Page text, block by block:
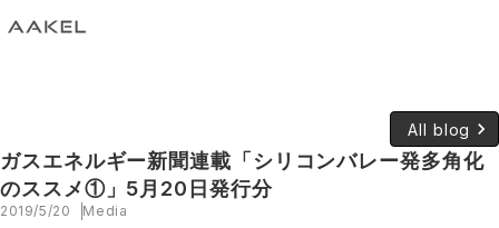
All blog keyboard_arrow_right
ガスエネルギー新聞連載「シリコンバレー発多角化
のススメ①」5月20日発行分
2019/5/20 Media